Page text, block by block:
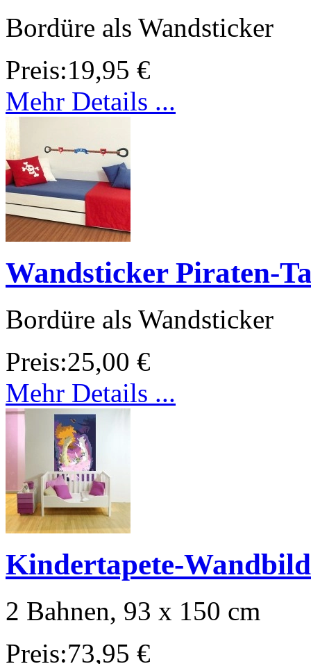
Bordüre als Wandsticker
Preis:19,95 €
Mehr Details ...
Wandsticker Piraten-
Bordüre als Wandsticker
Preis:25,00 €
Mehr Details ...
Kindertapete-
2 Bahnen, 93 x 150 cm
Preis:73,95 €